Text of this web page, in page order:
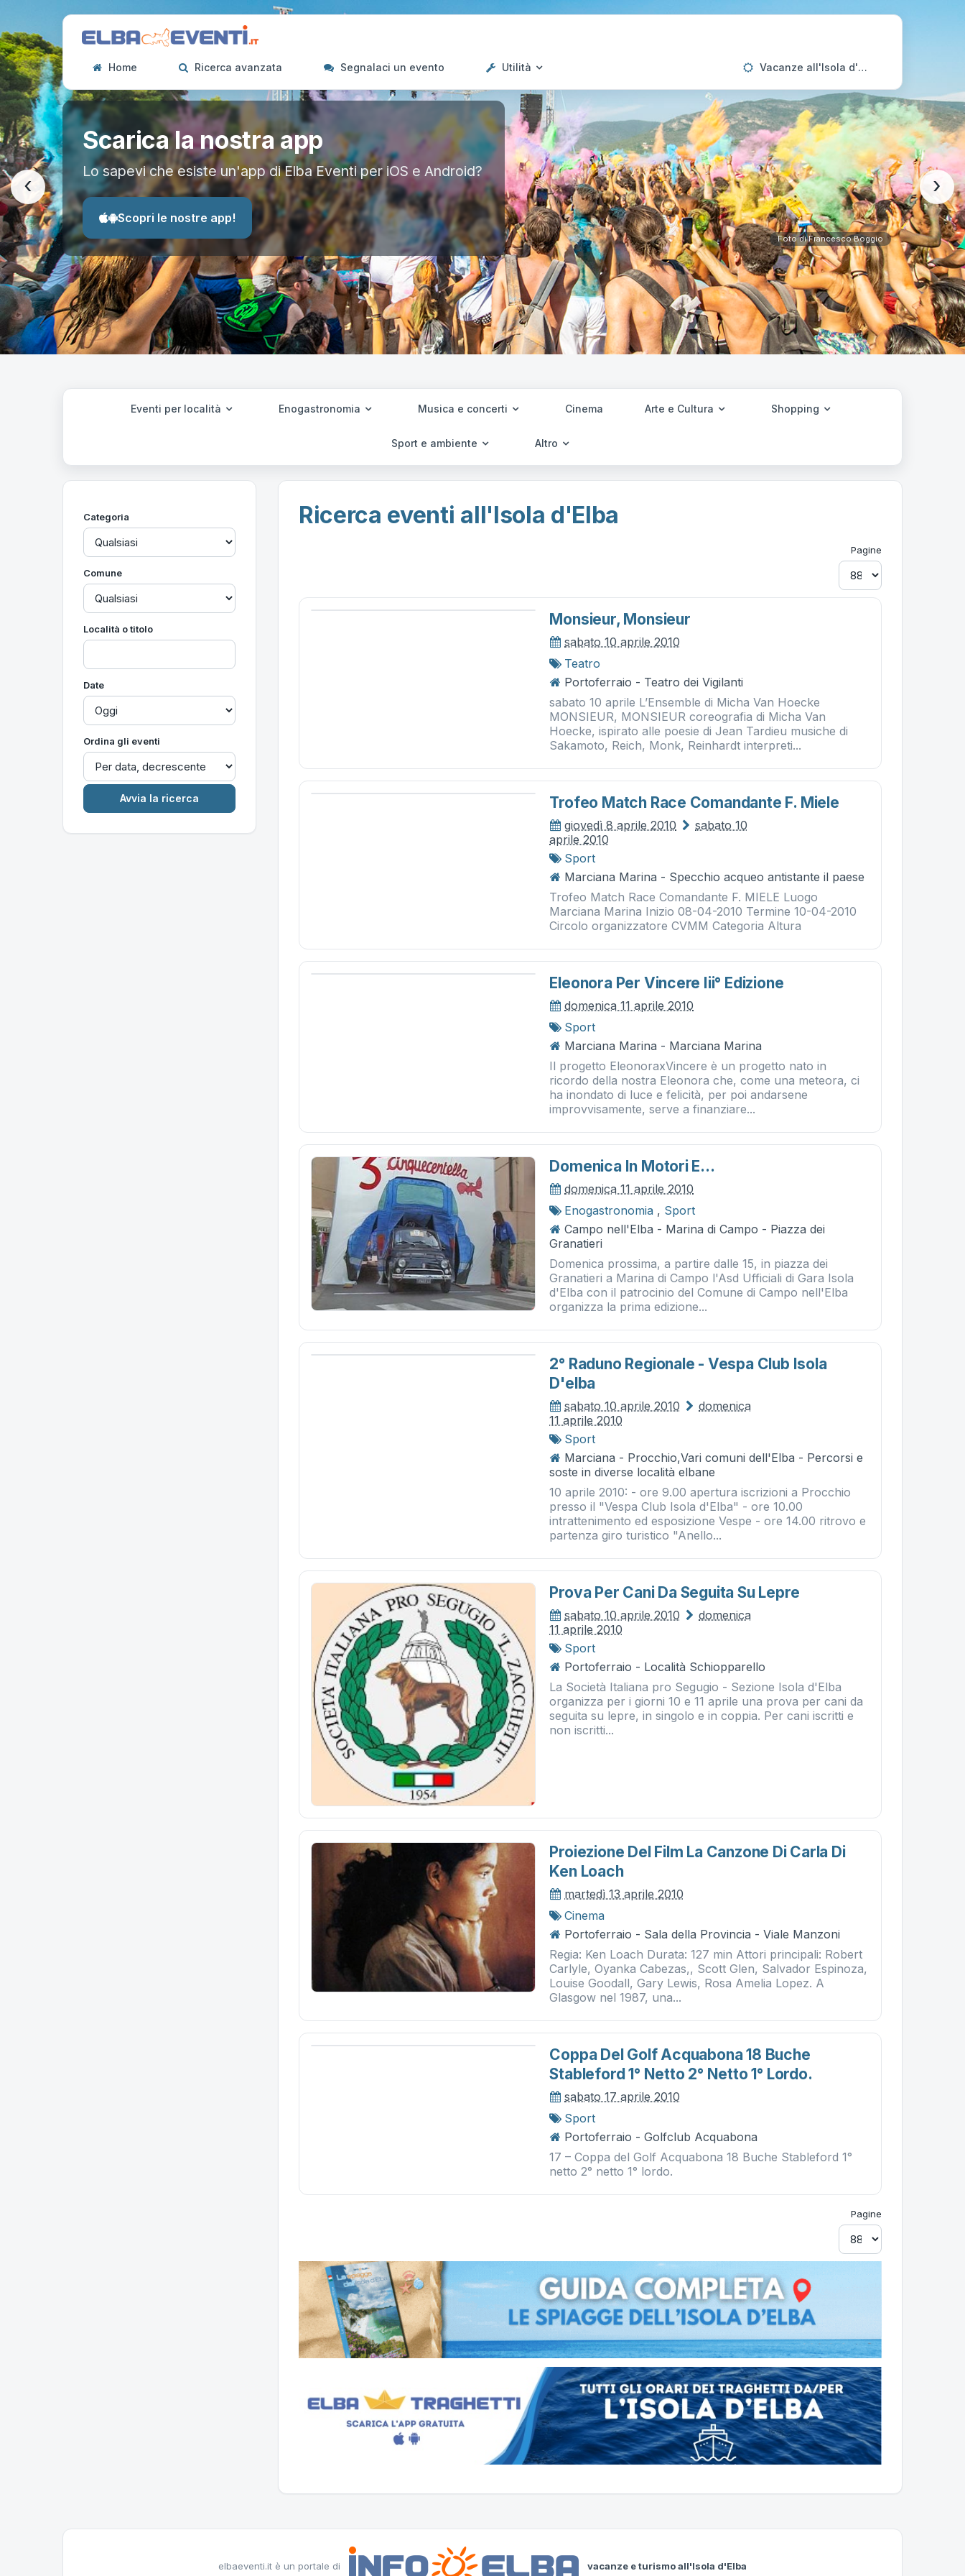
Home Ricerca avanzata Segnalaci un evento Utilità Vacanze all'Isola d'Elba
Scarica la nostra app
Lo sapevi che esiste un'app di Elba Eventi per iOS e Android?
Scopri le nostre app!
Foto di Francesco Boggio
‹ ›
Eventi per località Enogastronomia Musica e concerti Cinema Arte e Cultura Shopping
Sport e ambiente Altro
Categoria
Comune
Località o titolo
Date
Ordina gli eventi
Ricerca eventi all'Isola d'Elba
Pagine
Monsieur, Monsieur
sabato 10 aprile 2010
Teatro
Portoferraio - Teatro dei Vigilanti
sabato 10 aprile L’Ensemble di Micha Van Hoecke
MONSIEUR, MONSIEUR coreografia di Micha Van
Hoecke, ispirato alle poesie di Jean Tardieu musiche di
Sakamoto, Reich, Monk, Reinhardt interpreti...
Trofeo Match Race Comandante F. Miele
giovedì 8 aprile 2010
sabato 10
aprile 2010
Sport
Marciana Marina - Specchio acqueo antistante il paese
Trofeo Match Race Comandante F. MIELE Luogo
Marciana Marina Inizio 08-04-2010 Termine 10-04-2010
Circolo organizzatore CVMM Categoria Altura
Eleonora Per Vincere Iii° Edizione
domenica 11 aprile 2010
Sport
Marciana Marina - Marciana Marina
Il progetto EleonoraxVincere è un progetto nato in
ricordo della nostra Eleonora che, come una meteora, ci
ha inondato di luce e felicità, per poi andarsene
improvvisamente, serve a finanziare...
Domenica In Motori E...
domenica 11 aprile 2010
Enogastronomia , Sport
Campo nell'Elba - Marina di Campo - Piazza dei
Granatieri
Domenica prossima, a partire dalle 15, in piazza dei
Granatieri a Marina di Campo l'Asd Ufficiali di Gara Isola
d'Elba con il patrocinio del Comune di Campo nell'Elba
organizza la prima edizione...
2° Raduno Regionale - Vespa Club Isola
D'elba
sabato 10 aprile 2010
domenica
11 aprile 2010
Sport
Marciana - Procchio,Vari comuni dell'Elba - Percorsi e
soste in diverse località elbane
10 aprile 2010: - ore 9.00 apertura iscrizioni a Procchio
presso il "Vespa Club Isola d'Elba" - ore 10.00
intrattenimento ed esposizione Vespe - ore 14.00 ritrovo e
partenza giro turistico "Anello...
Prova Per Cani Da Seguita Su Lepre
sabato 10 aprile 2010
domenica
11 aprile 2010
Sport
Portoferraio - Località Schiopparello
La Società Italiana pro Segugio - Sezione Isola d'Elba
organizza per i giorni 10 e 11 aprile una prova per cani da
seguita su lepre, in singolo e in coppia. Per cani iscritti e
non iscritti...
Proiezione Del Film La Canzone Di Carla Di
Ken Loach
martedì 13 aprile 2010
Cinema
Portoferraio - Sala della Provincia - Viale Manzoni
Regia: Ken Loach Durata: 127 min Attori principali: Robert
Carlyle, Oyanka Cabezas,, Scott Glen, Salvador Espinoza,
Louise Goodall, Gary Lewis, Rosa Amelia Lopez. A
Glasgow nel 1987, una...
Coppa Del Golf Acquabona 18 Buche
Stableford 1° Netto 2° Netto 1° Lordo.
sabato 17 aprile 2010
Sport
Portoferraio - Golfclub Acquabona
17 – Coppa del Golf Acquabona 18 Buche Stableford 1°
netto 2° netto 1° lordo.
Pagine
elbaeventi.it è un portale di vacanze e turismo all'Isola d'Elba